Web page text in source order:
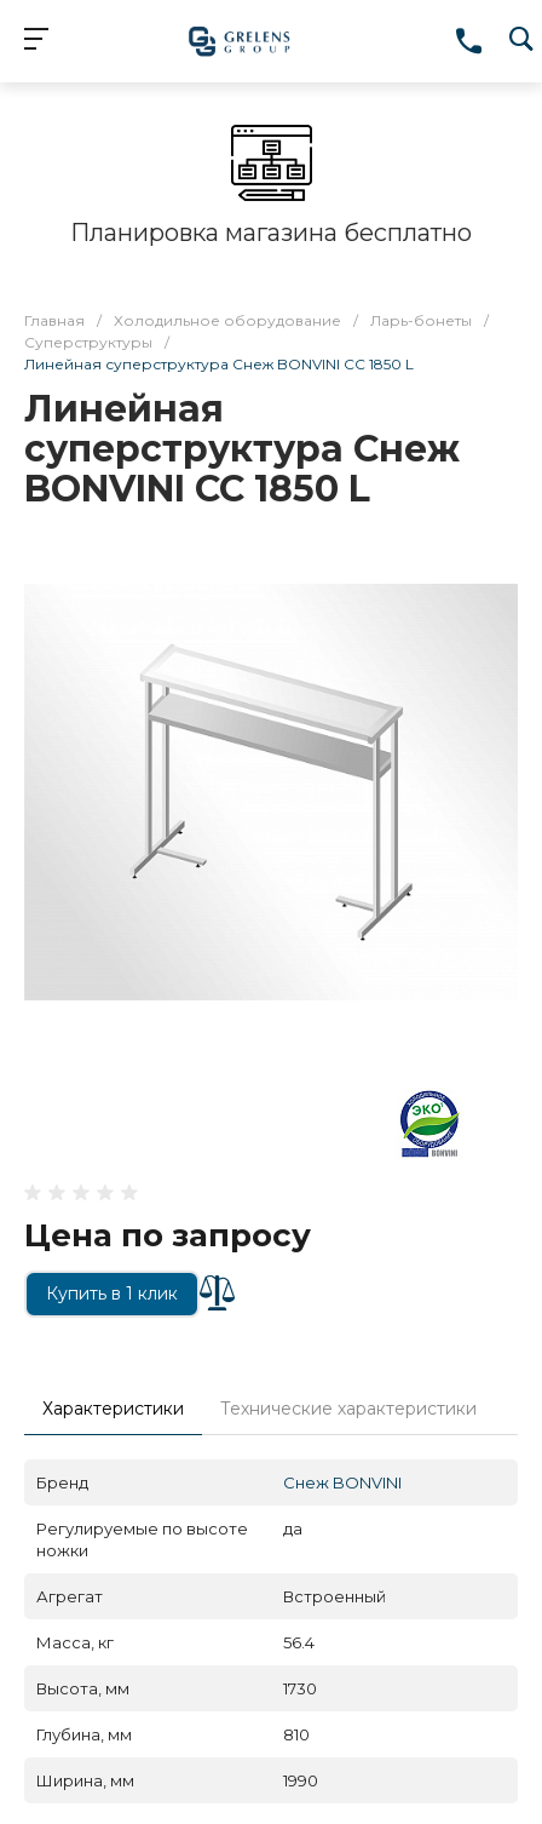
Планировка магазина бесплатно
Главная / Холодильное оборудование / Ларь-бонеты
/
Суперструктуры
/
Линейная суперструктура Снеж BONVINI CC 1850 L
Линейная
суперструктура Снеж
BONVINI CC 1850 L
Цена по запросу
Купить в 1 клик
Характеристики Технические характеристики
Бренд Снеж BONVINI
Регулируемые по высоте
ножки
да
Агрегат Встроенный
Масса, кг 56.4
Высота, мм 1730
Глубина, мм 810
Ширина, мм 1990